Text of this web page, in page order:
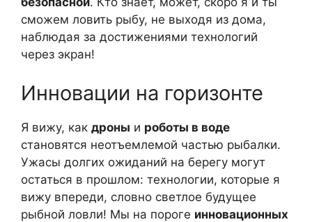
сможем ловить рыбу, не выходя из дома,
наблюдая за достижениями технологий
через экран!
Инновации на горизонте
Я вижу, как дроны и роботы в воде
становятся неотъемлемой частью рыбалки.
Ужасы долгих ожиданий на берегу могут
остаться в прошлом: технологии, которые я
вижу впереди, словно светлое будущее
рыбной ловли! Мы на пороге инновационных